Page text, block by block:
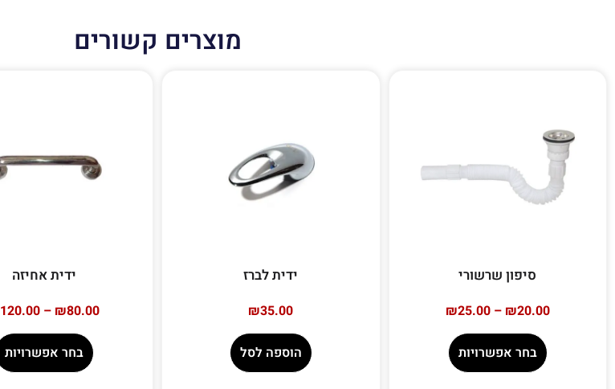
מוצרים קשורים
סיפון שרשורי
₪20.00
–
₪25.00
בחר אפשרויות
ידית לברז
₪35.00
הוספה לסל
ידית אחיזה
₪80.00
–
120.00
בחר אפשרויות